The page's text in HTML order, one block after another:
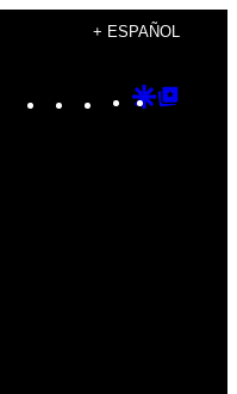
+ ESPAÑOL
Instagram
TikTok
YouTube
Google